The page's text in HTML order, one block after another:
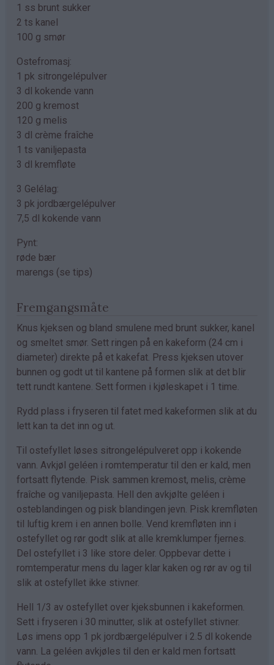
1 ss brunt sukker
2 ts kanel
100 g smør
Ostefromasj:
1 pk sitrongelépulver
3 dl kokende vann
200 g kremost
120 g melis
3 dl crème fraîche
1 ts vaniljepasta
3 dl kremfløte
3 Gelélag:
3 pk jordbærgelépulver
7,5 dl kokende vann
Pynt:
røde bær
marengs (se tips)
Fremgangsmåte
Knus kjeksen og bland smulene med brunt sukker, kanel
og smeltet smør. Sett ringen på en kakeform (24 cm i
diameter) direkte på et kakefat. Press kjeksen utover
bunnen og godt ut til kantene på formen slik at det blir
tett rundt kantene. Sett formen i kjøleskapet i 1 time.
Rydd plass i fryseren til fatet med kakeformen slik at du
lett kan ta det inn og ut.
Til ostefyllet løses sitrongelépulveret opp i kokende
vann. Avkjøl geléen i romtemperatur til den er kald, men
fortsatt flytende. Pisk sammen kremost, melis, crème
fraîche og vaniljepasta. Hell den avkjølte geléen i
osteblandingen og pisk blandingen jevn. Pisk kremfløten
til luftig krem i en annen bolle. Vend kremfløten inn i
ostefyllet og rør godt slik at alle kremklumper fjernes.
Del ostefyllet i 3 like store deler. Oppbevar dette i
romtemperatur mens du lager klar kaken og rør av og til
slik at ostefyllet ikke stivner.
Hell 1/3 av ostefyllet over kjeksbunnen i kakeformen.
Sett i fryseren i 30 minutter, slik at ostefyllet stivner.
Løs imens opp 1 pk jordbærgelépulver i 2.5 dl kokende
vann. La geléen avkjøles til den er kald men fortsatt